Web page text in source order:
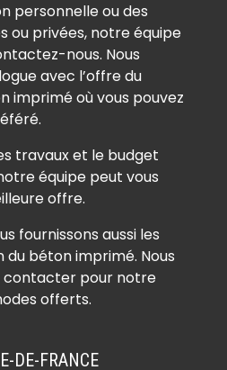
Arnouville-lès-
Aubergenville
Auffargis (78610)
Auffreville-Brasseuil
Aulnay-sur-Mauldre
Auteuil (78770)
Autouillet (78770)
Bailly (78870)
Bazemont (78580)
personnelle ou des
ou privées, notre équipe
nous. Nous
avec l’offre du
imprimé où vous pouvez
travaux et le budget
équipe peut vous
offre.
fournissons aussi les
du béton imprimé. Nous
contacter pour notre
offerts.
DE-FRANCE